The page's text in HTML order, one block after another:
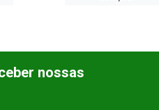
nossas